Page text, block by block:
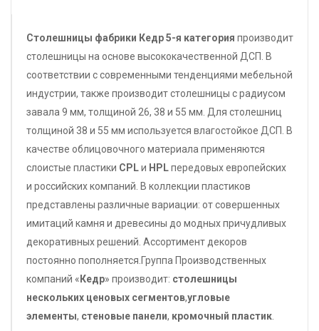
Столешницы фабрики Кедр5-я категория производит
столешницы на основе высококачественной ДСП. В
соответствии с современными тенденциями мебельной
индустрии, также производит столешницы с радиусом
завала 9 мм, толщиной 26, 38 и 55 мм. Для столешниц
толщиной 38 и 55 мм используется влагостойкое ДСП. В
качестве облицовочного материала применяются
слоистые пластики CPLи HPLпередовых европейских
и российских компаний. В коллекции пластиков
представлены различные вариации: от совершенных
имитаций камня и древесины до модных причудливых
декоративных решений. Ассортимент декоров
постоянно пополняется.Группа Производственных
компаний «Кедр» производит: столешницы
нескольких ценовых сегментов,угловые
элементы, стеновые панели, кромочный пластик